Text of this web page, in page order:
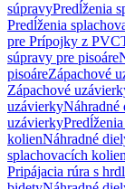
súpravyPredĺženia
Predĺženia
pre Prípojky z PVC
súpravy pre pisoáre
pisoáreZápachové
Zápachové
uzávierkyNáhradné
uzávierky
kolienNáhradné
splachovacích kolien
Pripájacia rúra s